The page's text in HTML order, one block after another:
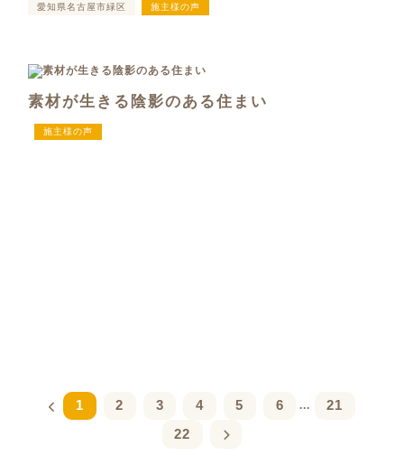
愛知県名古屋市緑区 施主様の声
素材が生きる陰影のある住まい
施主様の声
1 2 3 4 5 6 ...
21
22